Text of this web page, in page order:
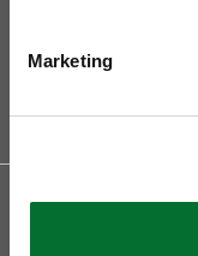
Marketing
Curriculum